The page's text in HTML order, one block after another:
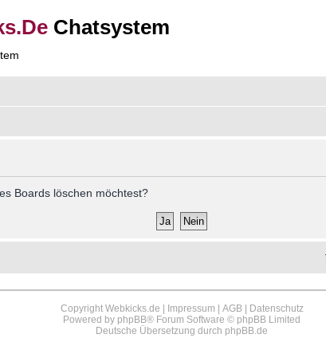
Chatsystem
Boards löschen möchtest?
Copyright Webkicks.de | Impressum AGB|
Datenschutz
Powered by phpBB® Forum Software © phpBB Limited
Deutsche Übersetzung durch phpBB.de